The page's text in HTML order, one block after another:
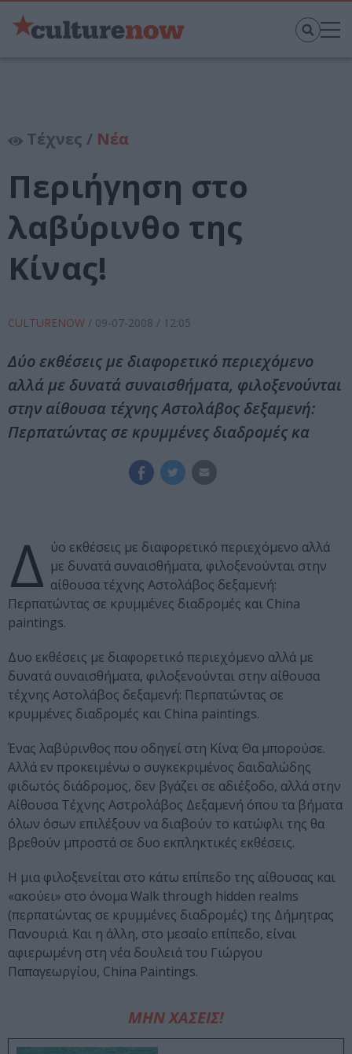
Τέχνες / Νέα
Περιήγηση στο
λαβύρινθο της
Κίνας!
CULTURENOW / 09-07-2008 / 12:05
Δύο εκθέσεις με διαφορετικό περιεχόμενο
αλλά με δυνατά συναισθήματα, φιλοξενούνται
στην αίθουσα τέχνης Αστολάβος δεξαμενή:
Περπατώντας σε κρυμμένες διαδρομές κα
Δ ύο εκθέσεις με διαφορετικό περιεχόμενο αλλά
με δυνατά συναισθήματα, φιλοξενούνται στην
αίθουσα τέχνης Αστολάβος δεξαμενή:
Περπατώντας σε κρυμμένες διαδρομές και China
paintings.
Δυο εκθέσεις με διαφορετικό περιεχόμενο αλλά με
δυνατά συναισθήματα, φιλοξενούνται στην αίθουσα
τέχνης Αστολάβος δεξαμενή: Περπατώντας σε
κρυμμένες διαδρομές και China paintings.
Ένας λαβύρινθος που οδηγεί στη Κίνα; Θα μπορούσε.
Αλλά εν προκειμένω ο συγκεκριμένος δαιδαλώδης
φιδωτός διάδρομος, δεν βγάζει σε αδιέξοδο, αλλά στην
Αίθουσα Τέχνης Αστρολάβος Δεξαμενή όπου τα βήματα
όλων όσων επιλέξουν να διαβούν το κατώφλι της θα
βρεθούν μπροστά σε δυο εκπληκτικές εκθέσεις.
Η μια φιλοξενείται στο κάτω επίπεδο της αίθουσας και
«ακούει» στο όνομα Walk through hidden realms
(περπατώντας σε κρυμμένες διαδρομές) της Δήμητρας
Πανουριά. Και η άλλη, στο μεσαίο επίπεδο, είναι
αφιερωμένη στη νέα δουλειά του Γιώργου
Παπαγεωργίου, China Paintings.
ΜΗΝ ΧΑΣΕΙΣ!